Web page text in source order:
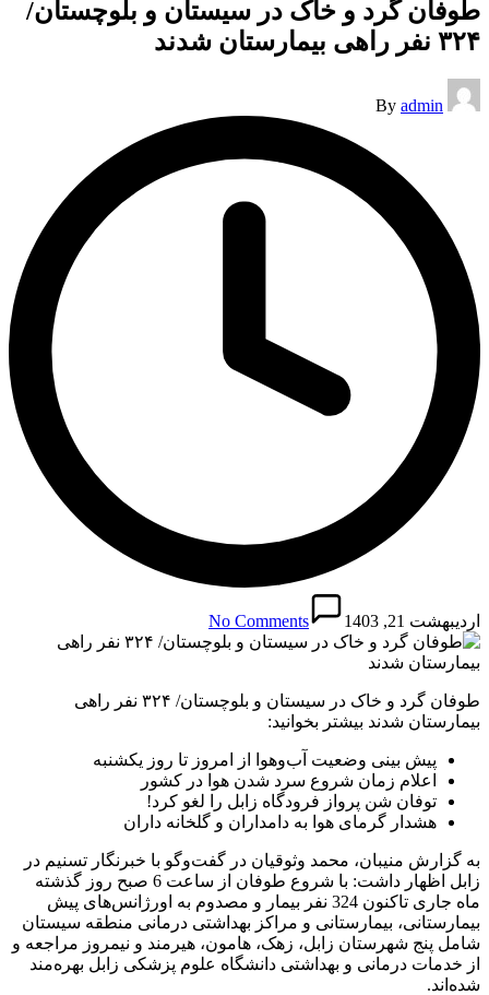
طوفان گرد و خاک در سیستان و بلوچستان/
۳۲۴ نفر راهی بیمارستان شدند
Posted
by
By admin
اردیبهشت 21, 1403 No Comments
طوفان گرد و خاک در سیستان و بلوچستان/ ۳۲۴ نفر راهی
بیمارستان شدند بیشتر بخوانید:
پیش بینی وضعیت آب‌وهوا از امروز تا روز یکشنبه
اعلام زمان شروع سرد شدن هوا در کشور
توفان شن پرواز فرودگاه زابل را لغو کرد!
هشدار گرمای هوا به دامداران و گلخانه داران
به گزارش منیبان، محمد وثوقیان در گفت‌وگو با خبرنگار تسنیم در
زابل اظهار داشت: با شروع طوفان از ساعت 6 صبح روز گذشته
ماه جاری تاکنون 324 نفر بیمار و مصدوم به اورژانس‌های پیش
بیمارستانی، بیمارستانی و مراکز بهداشتی درمانی منطقه سیستان
شامل پنج شهرستان زابل، زهک، هامون، هیرمند و نیمروز مراجعه و
از خدمات درمانی و بهداشتی دانشگاه علوم پزشکی زابل بهره‌مند
شده‌اند.